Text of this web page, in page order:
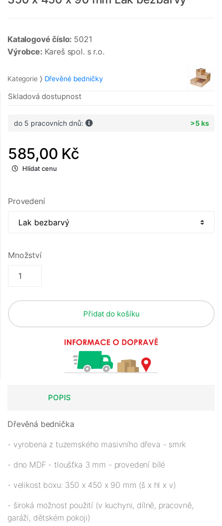
Katalogové číslo: 5021
Výrobce: Kareš spol. s r.o.
Kategorie Dřevěné bedničky
Skladová dostupnost
do 5 pracovních dnů: >5 ks
585,00 Kč
Hlídat cenu
Provedení
Množství
Přidat do košíku
POPIS
Dřevěná bednička
- vyrobena z tuzemského masivního dřeva - smrk
- dno MDF - tloušťka 3 mm - provedení bílé
- velikost boxu: 350 x 450 x 90 mm (š x hl x v)
- široká možnost použití (v kuchyni, dílně, pracovně,
garáži, dětském pokoji)